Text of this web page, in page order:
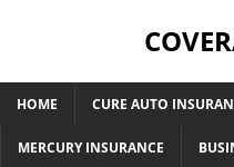
HOME CURE AUTO
MERCURY INSURANCE